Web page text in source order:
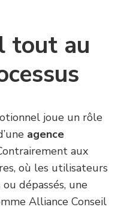
tout au
joue un rôle
agence
aux
où les utilisateurs
dépassés, une
Alliance Conseil